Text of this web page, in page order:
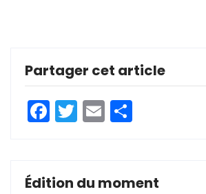
Partager cet article
Facebook
Twitter
Email
Édition du moment